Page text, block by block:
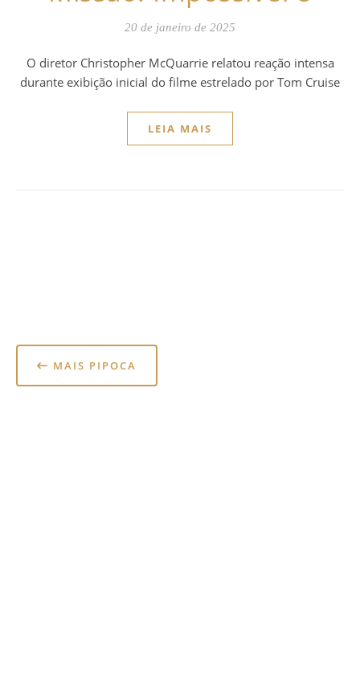
20 de janeiro de 2025
O diretor Christopher McQuarrie relatou reação intensa
durante exibição inicial do filme estrelado por Tom Cruise
LEIA MAIS
MAIS PIPOCA